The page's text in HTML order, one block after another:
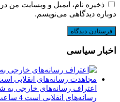
ذخیره نام، ایمیل و وبسایت من
دوباره دیدگاهی می‌نویسم.
اخبار سیاسی
اعتراف رسانه‌های خارجی
رسانه‌های انقلابی است 4 ساعت پیش